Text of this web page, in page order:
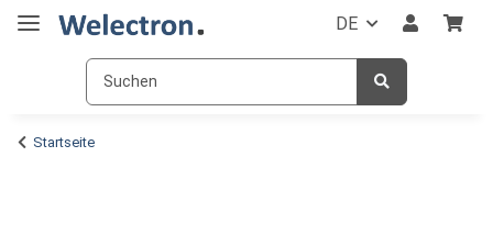
DE
Startseite